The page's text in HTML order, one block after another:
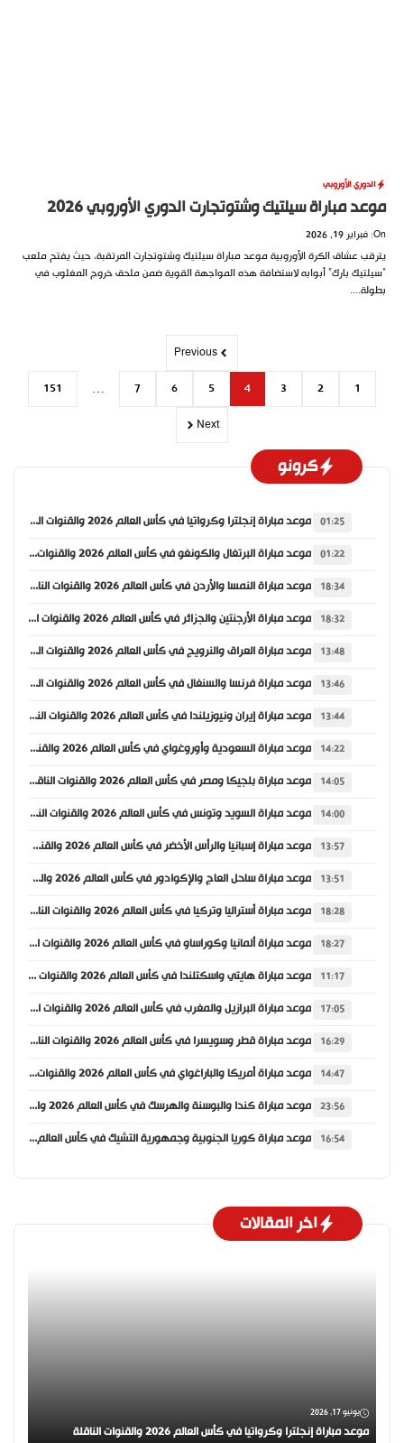
الدوري الأوروبي
موعد مباراة سيلتيك وشتوتجارت الدوري الأوروبي 2026
On: فبراير 19, 2026
يترقب عشاق الكرة الأوروبية موعد مباراة سيلتيك وشتوتجارت المرتقبة، حيث يفتح ملعب
“سيلتيك بارك” أبوابه لاستضافة هذه المواجهة القوية ضمن ملحق خروج المغلوب في
بطولة....
Previous
1
2
3
4
5
6
7
…
151
Next
كرونو
01:25 موعد مباراة إنجلترا وكرواتيا في كأس العالم 2026 والقنوات الناقلة
01:22 موعد مباراة البرتغال والكونغو في كأس العالم 2026 والقنوات الناقلة
18:34 موعد مباراة النمسا والأردن في كأس العالم 2026 والقنوات الناقلة
18:32 موعد مباراة الأرجنتين والجزائر في كأس العالم 2026 والقنوات الناقلة
13:48 موعد مباراة العراق والنرويج في كأس العالم 2026 والقنوات الناقلة
13:46 موعد مباراة فرنسا والسنغال في كأس العالم 2026 والقنوات الناقلة
13:44 موعد مباراة إيران ونيوزيلندا في كأس العالم 2026 والقنوات الناقلة
14:22 موعد مباراة السعودية وأوروغواي في كأس العالم 2026 والقنوات الناقلة
14:05 موعد مباراة بلجيكا ومصر في كأس العالم 2026 والقنوات الناقلة
14:00 موعد مباراة السويد وتونس في كأس العالم 2026 والقنوات الناقلة
13:57 موعد مباراة إسبانيا والرأس الأخضر في كأس العالم 2026 والقنوات الناقلة
13:51 موعد مباراة ساحل العاج والإكوادور في كأس العالم 2026 والقنوات الناقلة
18:28 موعد مباراة أستراليا وتركيا في كأس العالم 2026 والقنوات الناقلة
18:27 موعد مباراة ألمانيا وكوراساو في كأس العالم 2026 والقنوات الناقلة
11:17 موعد مباراة هايتي واسكتلندا في كأس العالم 2026 والقنوات الناقلة
17:05 موعد مباراة البرازيل والمغرب في كأس العالم 2026 والقنوات الناقلة
16:29 موعد مباراة قطر وسويسرا في كأس العالم 2026 والقنوات الناقلة
14:47 موعد مباراة أمريكا والباراغواي في كأس العالم 2026 والقنوات الناقلة
23:56 موعد مباراة كندا والبوسنة والهرسك في كأس العالم 2026 والقنوات الناقلة
16:54 موعد مباراة كوريا الجنوبية وجمهورية التشيك في كأس العالم 2026 والقنوات الناقلة
اخر المقالات
يونيو 17, 2026
موعد مباراة إنجلترا وكرواتيا في كأس العالم 2026 والقنوات الناقلة